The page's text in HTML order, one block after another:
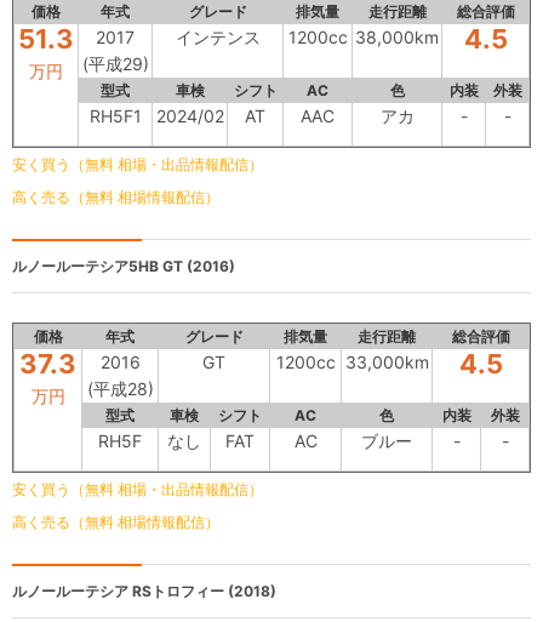
価格 年式 グレード 排気量 走行距離 総合評価
51.3
万円
2017
(平成29)
インテンス 1200cc 38,000km 4.5
型式 車検 シフト AC 色 内装 外装
RH5F1 2024/02 AT AAC アカ - -
安く買う（無料 相場・出品情報配信）
高く売る（無料 相場情報配信）
ルノールーテシア5HB GT (2016)
価格 年式 グレード 排気量 走行距離 総合評価
37.3
万円
2016
(平成28)
GT 1200cc 33,000km 4.5
型式 車検 シフト AC 色 内装 外装
RH5F なし FAT AC ブルー - -
安く買う（無料 相場・出品情報配信）
高く売る（無料 相場情報配信）
ルノールーテシア RSトロフィー (2018)